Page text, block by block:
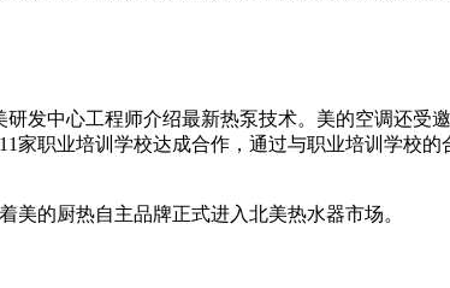
发中心工程师介绍最新热泵技术。美的空调还受
职业培训学校达成合作，通过与职业培训学校
的厨热自主品牌正式进入北美热水器市场。